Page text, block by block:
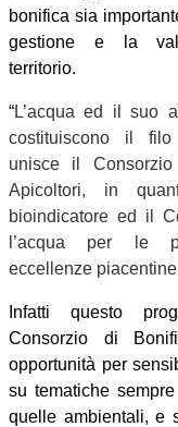
bonifica sia
gestione e la
territorio.
“L’acqua ed il suo
costituiscono il filo
unisce il Consorzio
Apicoltori, in
bioindicatore ed il
l’acqua per le
eccellenze
Infatti questo
Consorzio di
opportunità per
su tematiche
quelle ambientali, e